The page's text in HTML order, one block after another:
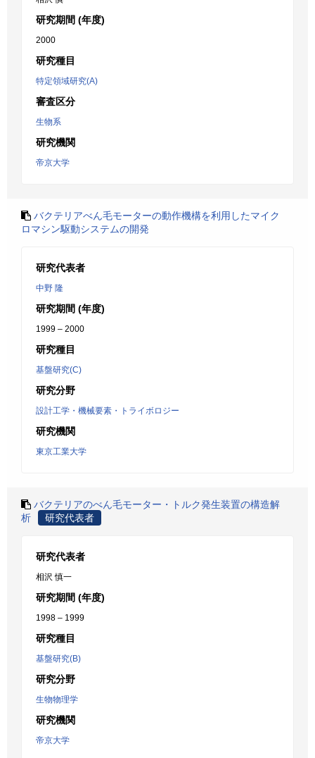
研究期間 (年度)
2000
研究種目
特定領域研究(A)
審査区分
生物系
研究機関
帝京大学
バクテリアべん毛モーターの動作機構を利用したマイク
ロマシン駆動システムの開発
研究代表者
中野 隆
研究期間 (年度)
1999 – 2000
研究種目
基盤研究(C)
研究分野
設計工学・機械要素・トライボロジー
研究機関
東京工業大学
バクテリアのべん毛モーター・トルク発生装置の構造解
析
研究代表者
研究代表者
相沢 慎一
研究期間 (年度)
1998 – 1999
研究種目
基盤研究(B)
研究分野
生物物理学
研究機関
帝京大学